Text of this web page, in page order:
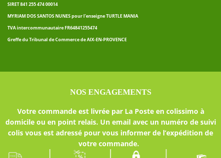
SIRET 841 255 474 00014
MYRIAM DOS SANTOS NUNES pour l’enseigne TURTLE MANIA
TVA intercommunautaire FR64841255474
Greffe du Tribunal de Commerce de AIX-EN-PROVENCE
NOS ENGAGEMENTS
Votre commande est livrée par La Poste en colissimo à
domicile ou en point relais. Un email avec un numéro de suivi
colis vous est adressé pour vous informer de l’expédition de
votre commande.